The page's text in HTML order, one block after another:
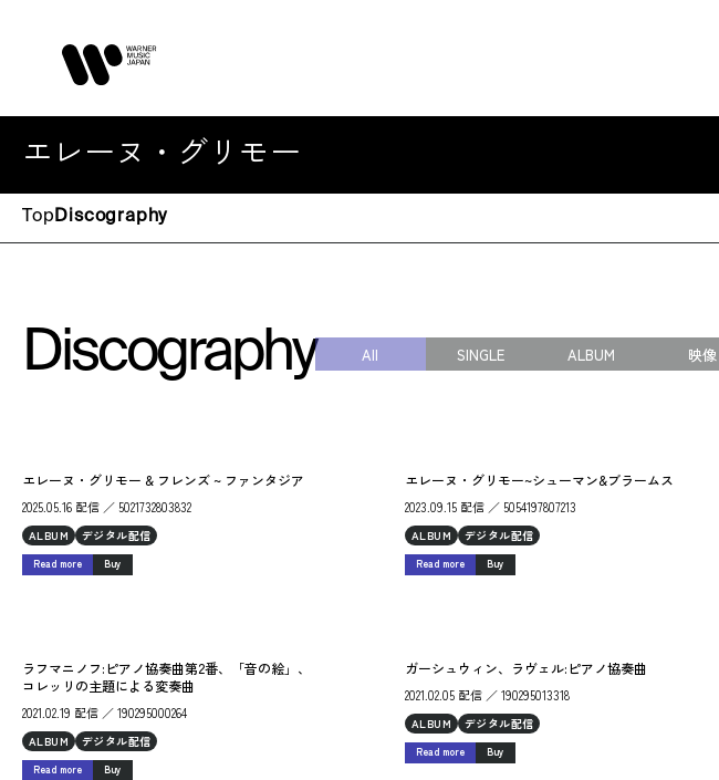
エレーヌ・グリモー
Top Discography
Discography All SINGLE ALBUM 映像
エレーヌ・グリモー & フレンズ ~ ファンタジア
2025.05.16 配信 ／ 5021732803832
ALBUM デジタル配信
Read more Buy
エレーヌ・グリモー~シューマン&ブラームス
2023.09.15 配信 ／ 5054197807213
ALBUM デジタル配信
Read more Buy
ラフマニノフ:ピアノ協奏曲第2番、「音の絵」、
コレッリの主題による変奏曲
2021.02.19 配信 ／ 190295000264
ALBUM デジタル配信
Read more Buy
ガーシュウィン、ラヴェル:ピアノ協奏曲
2021.02.05 配信 ／ 190295013318
ALBUM デジタル配信
Read more Buy